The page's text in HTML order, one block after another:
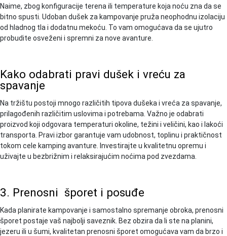
Naime, zbog konfiguracije terena ili temperature koja noću zna da se
bitno spusti. Udoban dušek za kampovanje pruža neophodnu izolaciju
od hladnog tla i dodatnu mekoću. To vam omogućava da se ujutro
probudite osveženi i spremni za nove avanture.
Kako odabrati pravi dušek i vreću za
spavanje
Na tržištu postoji mnogo različitih tipova dušeka i vreća za spavanje,
prilagođenih različitim uslovima i potrebama. Važno je odabrati
proizvod koji odgovara temperaturi okoline, težini i veličini, kao i lakoći
transporta. Pravi izbor garantuje vam udobnost, toplinu i praktičnost
tokom cele kamping avanture. Investirajte u kvalitetnu opremu i
uživajte u bezbrižnim i relaksirajućim noćima pod zvezdama.
3. Prenosni šporet i posuđe
Kada planirate kampovanje i samostalno spremanje obroka, prenosni
šporet postaje vaš najbolji saveznik. Bez obzira da li ste na planini,
jezeru ili u šumi, kvalitetan prenosni šporet omogućava vam da brzo i